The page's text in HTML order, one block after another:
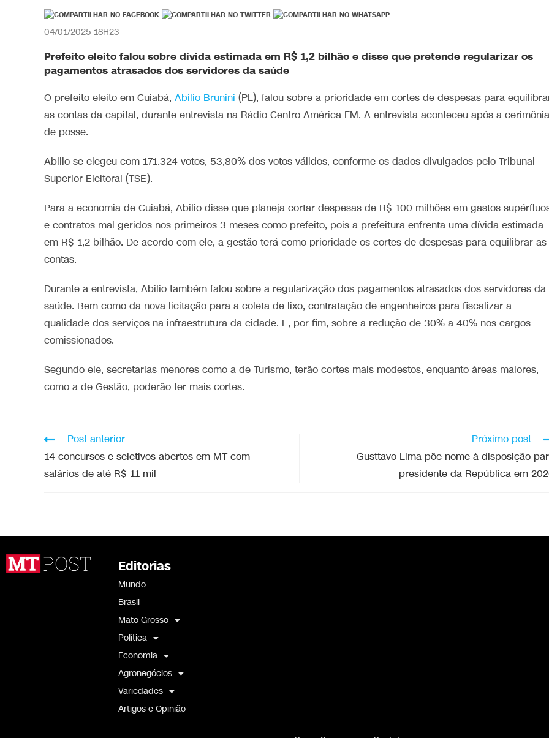
04/01/2025 18H23
Prefeito eleito falou sobre dívida estimada em R$ 1,2 bilhão e disse que pretende regularizar os
pagamentos atrasados dos servidores da saúde
O prefeito eleito em Cuiabá, Abilio Brunini (PL), falou sobre a prioridade em cortes de despesas para
as contas da capital, durante entrevista na Rádio Centro América FM. A entrevista aconteceu após a cerimônia
de posse.
Abilio se elegeu com 171.324 votos, 53,80% dos votos válidos, conforme os dados divulgados pelo Tribunal
Superior Eleitoral (TSE).
Para a economia de Cuiabá, Abilio disse que planeja cortar despesas de R$ 100 milhões em gastos
e contratos mal geridos nos primeiros 3 meses como prefeito, pois a prefeitura enfrenta uma dívida estimada
em R$ 1,2 bilhão. De acordo com ele, a gestão terá como prioridade os cortes de despesas para equilibrar as
contas.
Durante a entrevista, Abilio também falou sobre a regularização dos pagamentos atrasados dos servidores da
saúde. Bem como da nova licitação para a coleta de lixo, contratação de engenheiros para fiscalizar a
qualidade dos serviços na infraestrutura da cidade. E, por fim, sobre a redução de 30% a 40% nos cargos
comissionados.
Segundo ele, secretarias menores como a de Turismo, terão cortes mais modestos, enquanto áreas maiores,
como a de Gestão, poderão ter mais cortes.
Post anterior
14 concursos e seletivos abertos em MT com
salários de até R$ 11 mil
Próximo post
Gusttavo Lima põe nome à disposição
presidente da República em
Editorias
Mundo
Brasil
Mato Grosso
Política
Economia
Agronegócios
Variedades
Artigos e Opinião